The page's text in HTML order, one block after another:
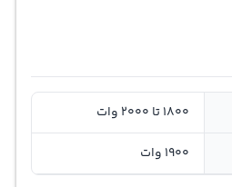
1800 تا 2000 وات
1900 وات